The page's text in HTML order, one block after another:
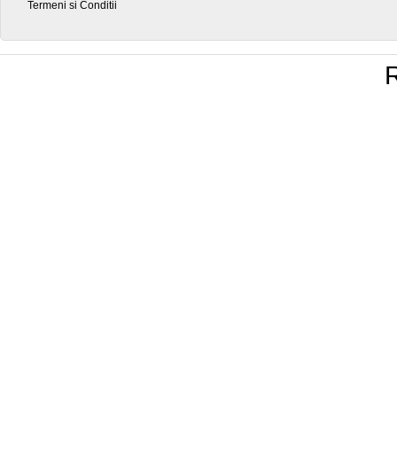
Termeni si Conditii